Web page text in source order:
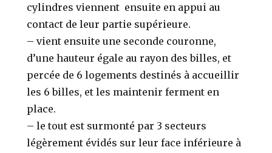
cylindres viennent ensuite en appui au
contact de leur partie supérieure.
– vient ensuite une seconde couronne,
d’une hauteur égale au rayon des billes, et
percée de 6 logements destinés à accueillir
les 6 billes, et les maintenir ferment en
place.
– le tout est surmonté par 3 secteurs
légèrement évidés sur leur face inférieure à